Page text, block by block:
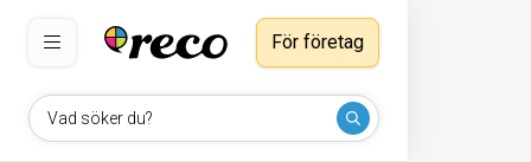
Vad söker du?
För företag